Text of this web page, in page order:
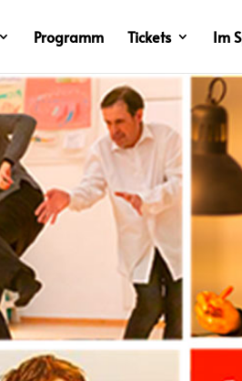
Programm Tickets Im